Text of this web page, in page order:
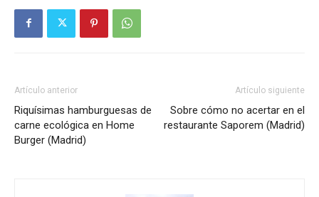
Artículo anterior
Riquísimas hamburguesas de
carne ecológica en Home
Burger (Madrid)
Artículo siguiente
Sobre cómo no acertar en el
restaurante Saporem (Madrid)